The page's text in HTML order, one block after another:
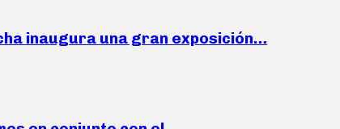
inaugura una gran exposición…